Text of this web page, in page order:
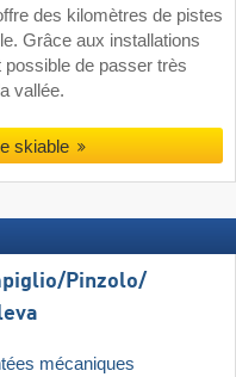
des kilomètres de pistes
Grâce aux installations
de passer très
vallée.
skiable
​Pinzolo/​
mécaniques